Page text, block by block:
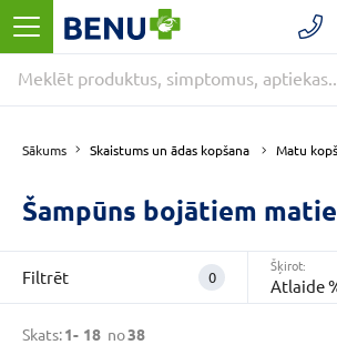
Sākums Skaistums un ādas kopšana Matu
FiltrētNoņemt
filtrus
Kategorijas
E
-
APTIEKA
(38)
Matu
kopšana
Šampūns bojātiem
Skats:1- 18 no38
Filtrēt 0
Šķirot:
Atlaide